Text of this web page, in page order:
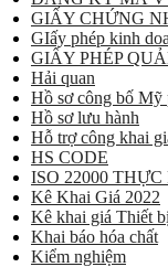
GIẤY CHỨNG
GIấy phép kinh
GIẤY PHÉP
Hải quan
Hồ sơ công bố Mỹ
Hồ sơ lưu hành
Hỗ trợ công khai
HS CODE
ISO 22000
Kê Khai Giá 2022
Kê khai giá Thiết
Khai báo hóa chất
Kiểm nghiệm